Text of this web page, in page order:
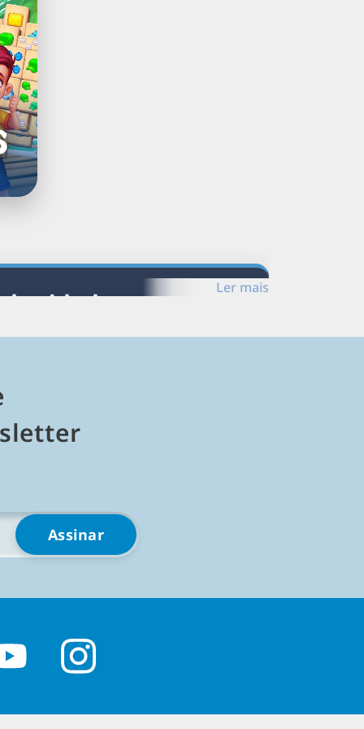
Ler mais
cidades
e gêneros relacionados.
e comida
3
sem streaming, sem pegadinha
Vão de aconchegantes jogos de
a profundas simulações de tycoon que